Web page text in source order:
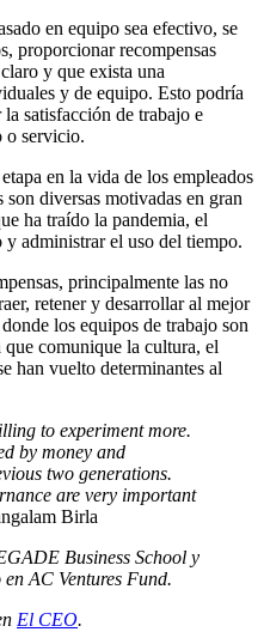
en equipo sea efectivo, se
proporcionar recompensas
y que exista una
y de equipo. Esto podría
satisfacción de trabajo e
o servicio.
en la vida de los empleados
son diversas motivadas en gran
ha traído la pandemia, el
y administrar el uso del tiempo.
principalmente las no
retener y desarrollar al mejor
los equipos de trabajo son
comunique la cultura, el
han vuelto determinantes al
to experiment more.
by money and
two generations.
are very important
Birla
Business School y
AC Ventures Fund.
El CEO.